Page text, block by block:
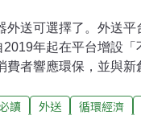
外送可選擇了。外送平
2019年起在平台增設
費者響應環保，並與新
頭減廢，今（19日）進
讀 外送 循環經濟